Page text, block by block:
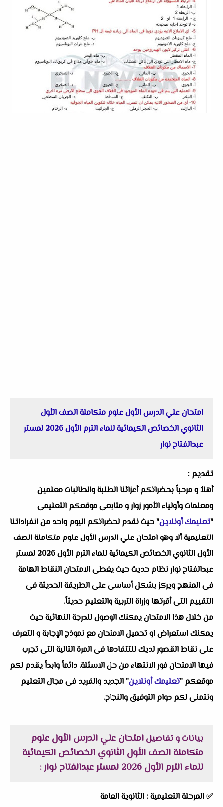
امتحان علي الدرس الأول علوم متكاملة الصف الأول
الثانوي الخصائص الكيمائية للماء الترم الأول 2026 لمستر
عبدالفتاح نوار
تقديم :
أهلاُ و مرحباً بحضراتكم أعزائنا الطلبة والطالبات معلمين
ومعلمات وأولياء الأمور زوار و متابعى موقعكم التعليمى
"تعليمك أونلاين" حيث نقدم لحضراتكم اليوم واحد من انفراداتنا
التعليمية ألا وهو امتحان علي الدرس الأول علوم متكاملة الصف
الأول الثانوي الخصائص الكيمائية للماء الترم الأول 2026 لمستر
عبدالفتاح نوار نظام حديث حيث يغطى الامتحان النقاط الهامة
فى المنهج ويركز بشكل أساسى على الطريقة الحديثة فى
التقييم التى أقرتها وزراة التربية والتعليم حديثاً.
من خلال هذا الامتحان يمكنك الوصول للدرجة النهائية حيث
يمكنك استعراض او تحميل الامتحان مع نموذج الإجابة و التعرف
على نقاط القصور لديك للتتفادها فى المرة التالية التى تجرب
فيها الامتحان فور الانتهاء من حل الاسئلة. دائماً وابداً يقدم لكم
موقعكم "تعليمك أونلاين" الجديد والفريد فى مجال التعليم
ونتمنى لكم دوام التوفيق والنجاح.
بيانات و تفاصيلامتحان علي الدرس الأول علوم
متكاملة الصف الأول الثانوي الخصائص الكيمائية
للماء الترم الأول 2026 لمستر عبدالفتاح نوار
:
✅المرحلة التعليمية : الثانوية العامة